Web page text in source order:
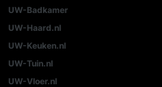
UW-Badkamer
UW-Haard.nl
UW-Keuken.nl
UW-Tuin.nl
UW-Vloer.nl